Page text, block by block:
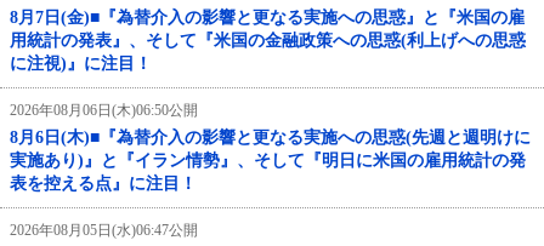
8月7日(金)■『為替介入の影響と更なる実施への思惑』と『米国の雇
用統計の発表』、そして『米国の金融政策への思惑(利上げへの思惑
に注視)』に注目！
2026年08月06日(木)06:50公開
8月6日(木)■『為替介入の影響と更なる実施への思惑(先週と週明けに
実施あり)』と『イラン情勢』、そして『明日に米国の雇用統計の発
表を控える点』に注目！
2026年08月05日(水)06:47公開